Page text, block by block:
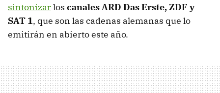
sintonizarlos canales ARD Das Erste, ZDF y
SAT 1, que son las cadenas alemanas que lo
emitirán en abierto este año.